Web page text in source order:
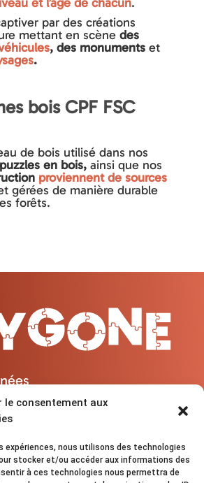
le consentement aux
expériences, nous utilisons des technologies
stocker et/ou accéder aux informations des
à ces technologies nous permettra de
par des créations
mettant en scènedes
, des monuments et
.
bois CPF FSC
de bois utilisé dans nos
en bois, ainsi que nos
proviennent de sources
gérées de manière durable
forêts.
: 08h - 20h